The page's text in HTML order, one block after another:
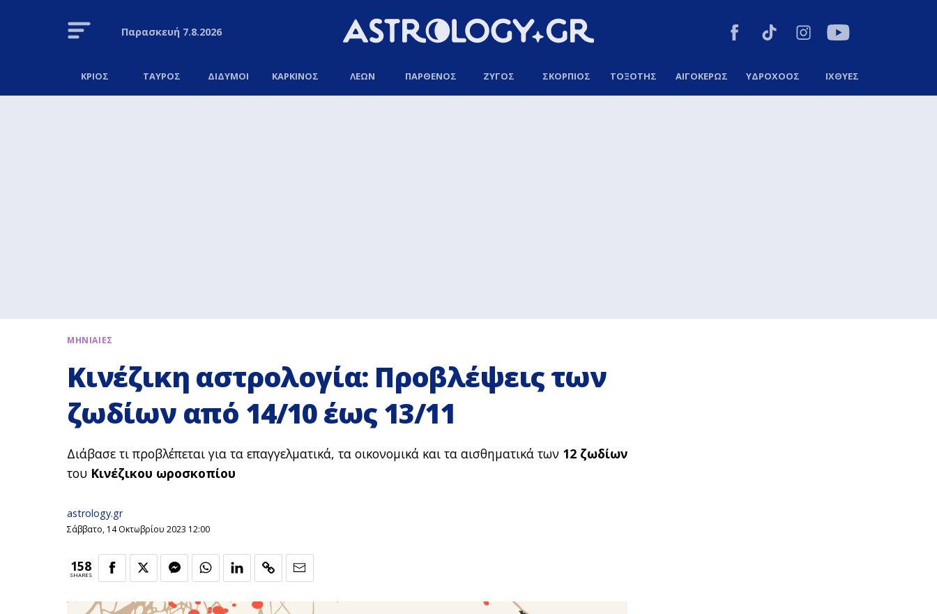
Παρασκευή7.8.2026
ΚΡΙΟΣ ΤΑΥΡΟΣ ΔΙΔΥΜΟΙ ΚΑΡΚΙΝΟΣ ΛΕΩΝ ΠΑΡΘΕΝΟΣ ΖΥΓΟΣ ΣΚΟΡΠΙΟΣ ΤΟΞΟΤΗΣ ΑΙΓΟΚΕΡΩΣ ΥΔΡΟΧΟΟΣ ΙΧΘΥΕΣ
ΜΗΝΙΑΙΕΣ
Κινέζικη αστρολογία: Προβλέψεις των
ζωδίων από 14/10 έως 13/11
Διάβασε τι προβλέπεται για τα επαγγελματικά, τα οικονομικά και τα αισθηματικά των 12 ζωδίων
του Κινέζικου ωροσκοπίου
astrology.gr
Σάββατο, 14 Οκτωβρίου 2023 12:00
158
SHARES